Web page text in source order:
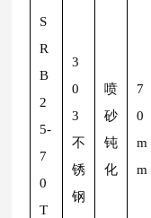
S
R
B
2
5-
7
0
T
3
0
3
不
锈
钢
喷
砂
钝
化
7
0
m
m